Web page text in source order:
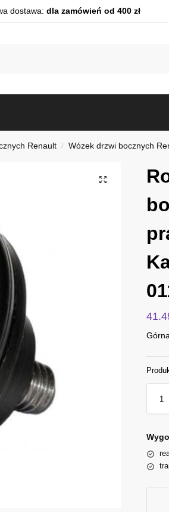
dostawa: dla zamówień od 400 zł
Renault / Wózek drzwi bocznych